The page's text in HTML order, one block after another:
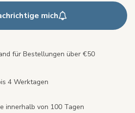
mich
für Bestellungen über €50
4 Werktagen
innerhalb von 100 Tagen